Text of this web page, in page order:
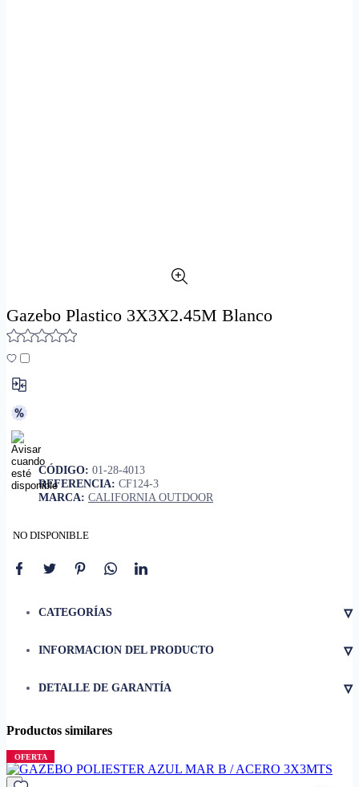
Gazebo Plastico 3X3X2.45M Blanco
CÓDIGO: 01-28-4013
REFERENCIA: CF124-3
MARCA: CALIFORNIA OUTDOOR
NO DISPONIBLE
CATEGORÍAS ▿
INFORMACION DEL PRODUCTO ▿
instalar
• Dimensiones
DETALLE DE GARANTÍA ▿
Productos similares
OFERTA